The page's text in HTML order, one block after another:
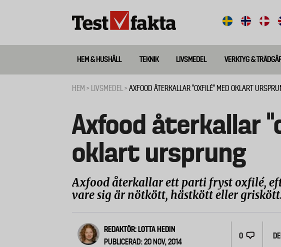
Huvudmeny
ny
HEM & HUSHÅLL TEKNIK LIVSMEDEL VERKTYG &
HEM LIVSMEDEL AXFOOD ÅTERKALLAR “OXFILÉ” MED OKLART
Axfood återkallar
oklart ursprung
Axfood återkallar ett parti fryst oxfilé,
vare sig är nötkött, hästkött eller
REDAKTÖR: LOTTA HEDIN
PUBLICERAD: 20 NOV, 2014
0